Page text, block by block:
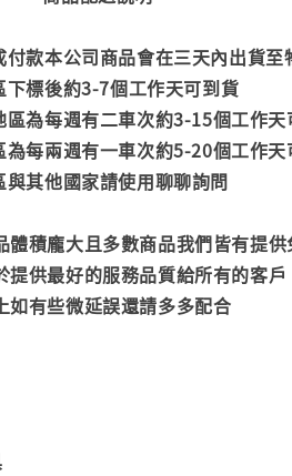
付款本公司商品會在三天內出貨至
下標後約3-7個工作天可到貨
區為每週有二車次約3-15個工作天
為每兩週有一車次約5-20個工作天
與其他國家請使用聊聊詢問
體積龐大且多數商品我們皆有提
提供最好的服務品質給所有的客戶
如有些微延誤還請多多配合